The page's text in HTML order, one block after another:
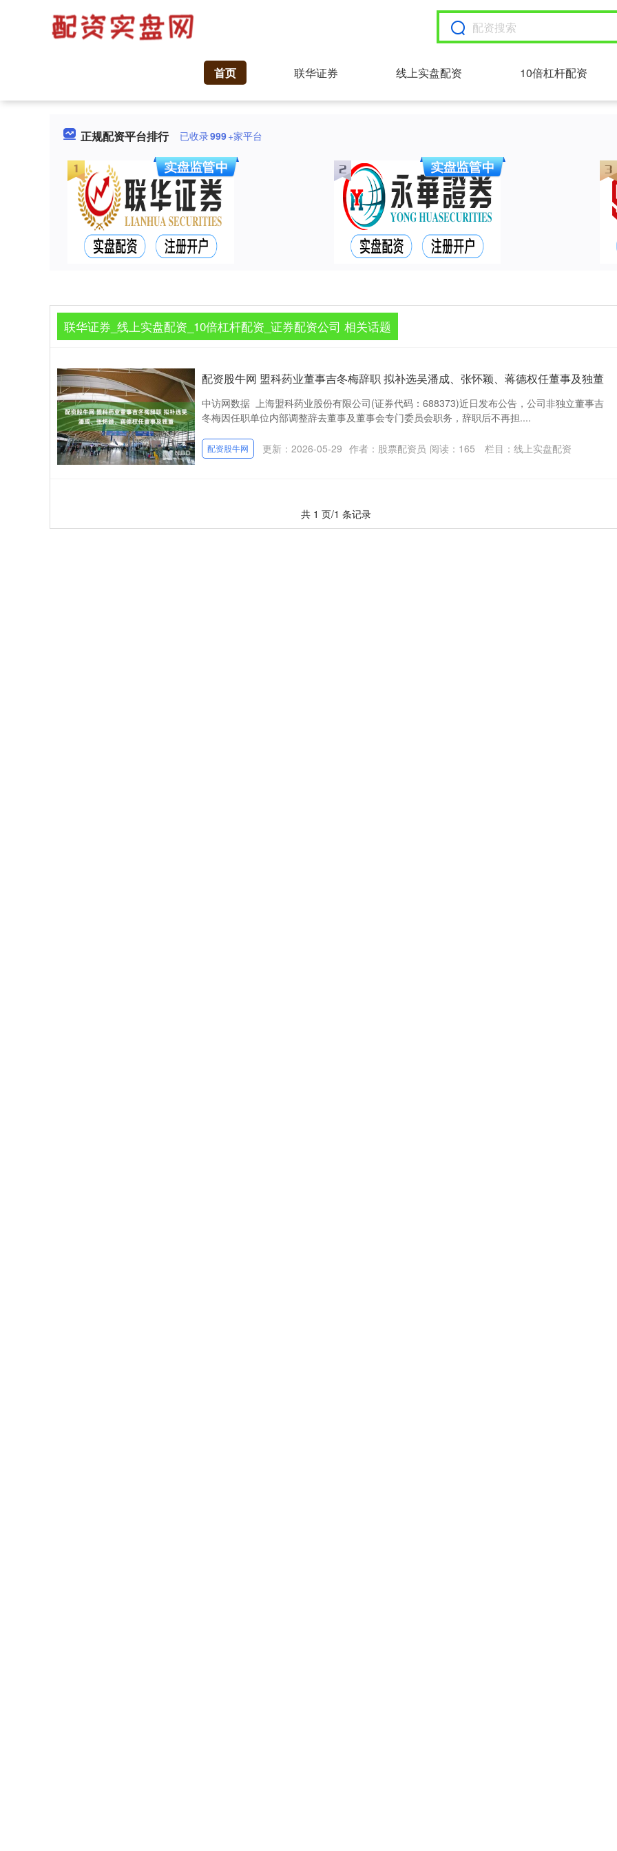
首页 联华证券 线上实盘配资 10倍杠杆配资
正规配资平台排行 已收录999+家平台
联华证券_线上实盘配资_10倍杠杆配资_证券配资公司 相关话题
配资股牛网 盟科药业董事吉冬梅辞职 拟补选吴潘成、张怀颖、蒋德权任董事及独董
中访网数据 上海盟科药业股份有限公司(证券代码：688373)近日发布公告，公司非独立董事吉
冬梅因任职单位内部调整辞去董事及董事会专门委员会职务，辞职后不再担....
配资股牛网 更新：2026-05-29 作者：股票配资员 阅读： 165 栏目： 线上实盘配资
共 1 页/1 条记录